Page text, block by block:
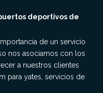
deportivos de
de un servicio
nos asociamos con los
a nuestros clientes
para yates, servicios de